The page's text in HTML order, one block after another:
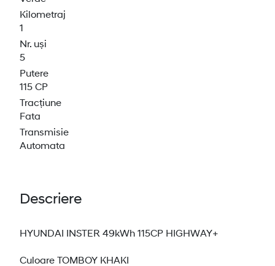
Kilometraj
1
Nr. uși
5
Putere
115 CP
Tracțiune
Fata
Transmisie
Automata
Descriere
HYUNDAI INSTER 49kWh 115CP HIGHWAY+
Culoare TOMBOY KHAKI